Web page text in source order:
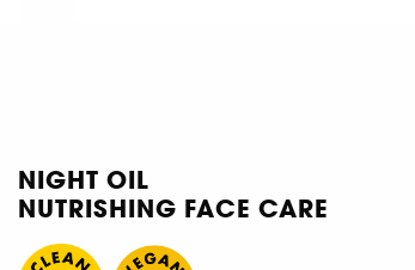
NIGHT OIL
NUTRISHING FACE CARE